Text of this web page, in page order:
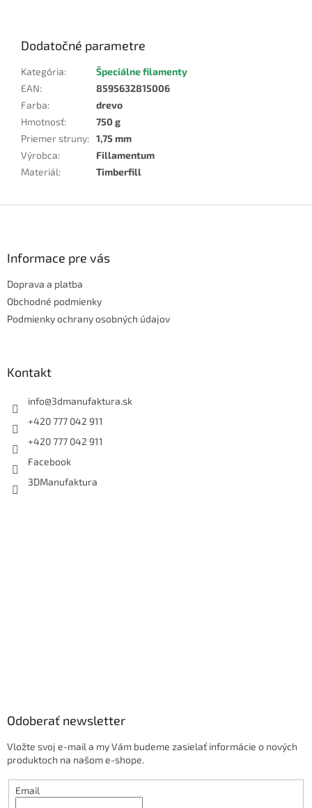
Dodatočné parametre
Kategória:
Špeciálne filamenty
EAN:
8595632815006
Farba:
drevo
Hmotnosť:
750 g
Priemer struny: 1,75 mm
Výrobca:
Fillamentum
Materiál: Timberfill
Informace pre vás
Doprava a platba
Obchodné podmienky
Podmienky ochrany osobných údajov
Kontakt
info@3dmanufaktura.sk
+420 777 042 911
+420 777 042 911
Facebook
3DManufaktura
Odoberať newsletter
Vložte svoj e-mail a my Vám budeme zasielať informácie o nových
produktoch na našom e-shope.
Email